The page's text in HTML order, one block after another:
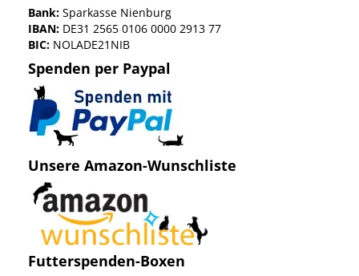
Bank: Sparkasse Nienburg
IBAN: DE31 2565 0106 0000 2913 77
BIC: NOLADE21NIB
Spenden per Paypal
Unsere Amazon-Wunschliste
Futterspenden-Boxen